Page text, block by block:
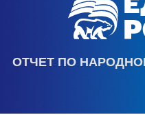
ОТЧЕТ ПО